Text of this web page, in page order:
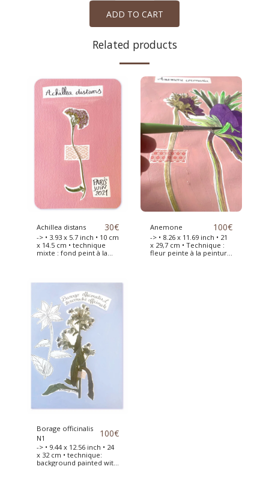
ADD TO CART
Related products
Achillea distans 30€
-> • 3.93 x 5.7 inch • 10 cm
x 14.5 cm • technique
mixte : fond peint à la
aquarelle 300g avec le
fond peint à la peinture
acrylique
Anemone 100€
-> • 8.26 x 11.69 inch • 21
x 29,7 cm • Technique :
fleur peinte à la peinture
Borage officinalis
N1
100€
-> • 9.44 x 12.56 inch • 24
x 32 cm • technique:
background painted with